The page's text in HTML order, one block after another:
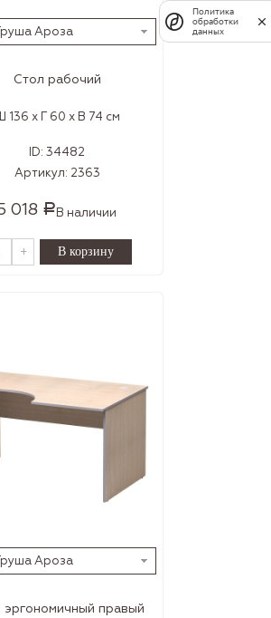
Ароза
Стол рабочий
136 x Г 60 x В 74 см
ID: 34482
Артикул: 2363
018 Р В наличии
+
Ароза
эргономичный правый
Политика
обработки
данных